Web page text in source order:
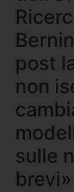
post
non
sulle
brevi»